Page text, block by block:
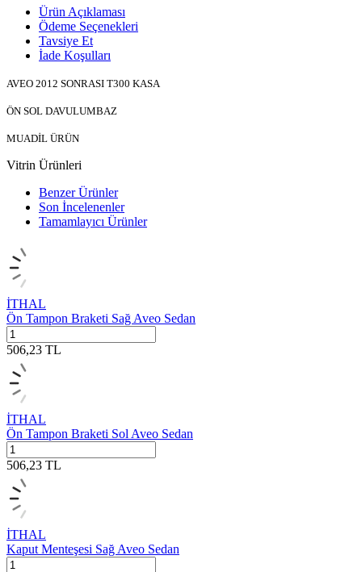
Ürün Açıklaması
Ödeme Seçenekleri
Tavsiye Et
İade Koşulları
AVEO 2012 SONRASI T300 KASA
ÖN SOL DAVULUMBAZ
MUADİL ÜRÜN
Vitrin Ürünleri
Benzer Ürünler
Son İncelenenler
Tamamlayıcı Ürünler
İTHAL
Ön Tampon Braketi Sağ Aveo Sedan
506,23 TL
İTHAL
Ön Tampon Braketi Sol Aveo Sedan
506,23 TL
İTHAL
Kaput Menteşesi Sağ Aveo Sedan